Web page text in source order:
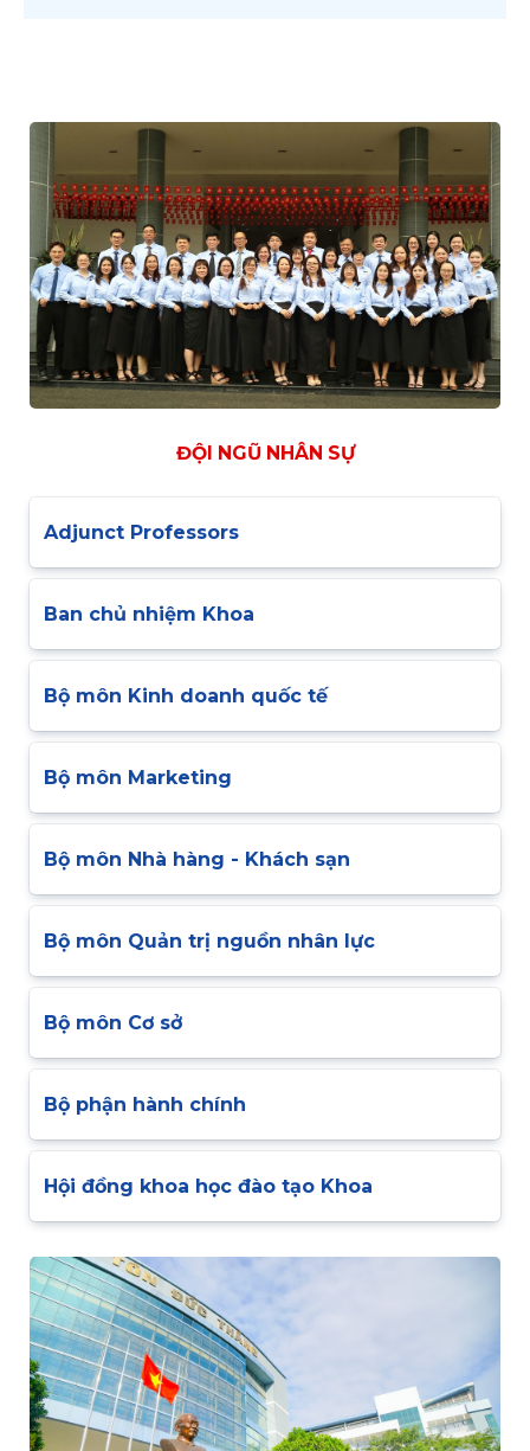
ĐỘI NGŨ NHÂN SỰ
Adjunct Professors
Ban chủ nhiệm Khoa
Bộ môn Kinh doanh quốc tế
Bộ môn Marketing
Bộ môn Nhà hàng - Khách sạn
Bộ môn Quản trị nguồn nhân lực
Bộ môn Cơ sở
Bộ phận hành chính
Hội đồng khoa học đào tạo Khoa